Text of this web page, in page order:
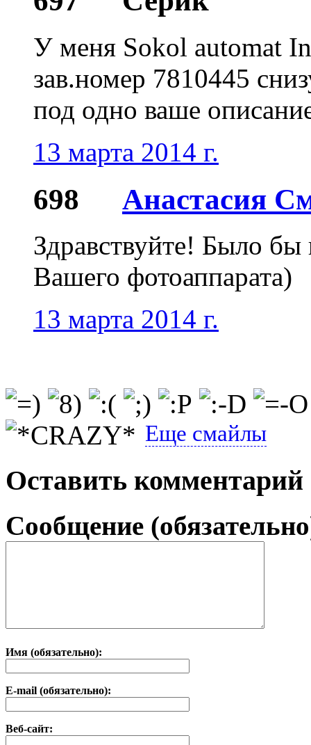
У меня Sokol automat
зав.номер 7810445
под одно ваше
13 марта 2014 г.
698 Анастасия
Здравствуйте! Было
Вашего фотоаппарата)
13 марта 2014 г.
Еще смайлы
Оставить комментарий
Сообщение
Имя (обязательно):
E-mail (обязательно):
Веб-сайт: